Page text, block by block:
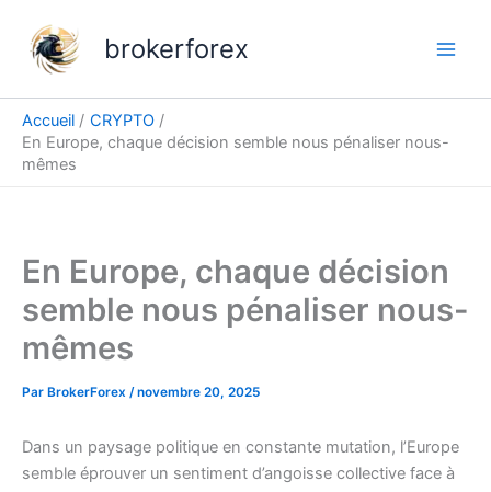
contenu
brokerforex
Accueil
CRYPTO
En Europe, chaque décision semble nous pénaliser nous-
mêmes
En Europe, chaque décision
semble nous pénaliser nous-
mêmes
Par BrokerForex /novembre 20, 2025
Dans un paysage politique en constante mutation, l’Europe
semble éprouver un sentiment d’angoisse collective face à